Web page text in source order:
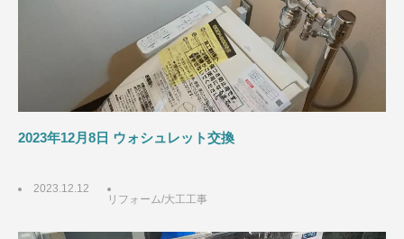
2023年12月8日 ウォシュレット交換
2023.12.12
リフォーム/大工工事